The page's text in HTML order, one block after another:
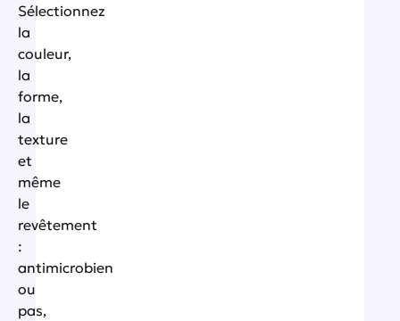
Sélectionnez
la
couleur,
la
forme,
la
texture
et
même
le
revêtement
:
antimicrobien
ou
pas,